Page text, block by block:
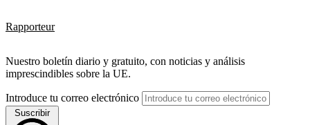
Rapporteur
Nuestro boletín diario y gratuito, con noticias y análisis
imprescindibles sobre la UE.
Introduce tu correo electrónico
Suscribir